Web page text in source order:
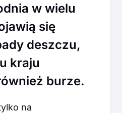
w wielu
się
deszczu,
kraju
burze.
na